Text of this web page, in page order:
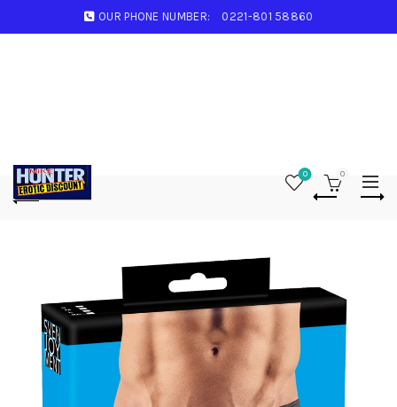
OUR PHONE NUMBER: 0221-801 58860
0 0